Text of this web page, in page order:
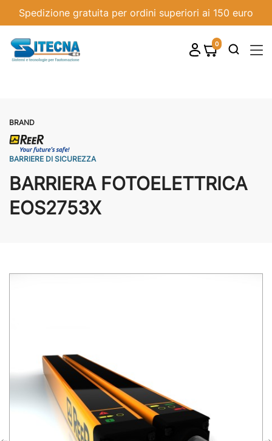
Spedizione gratuita per ordini superiori ai 150 euro
 shopping_cart0
BARRIERE DI SICUREZZA
BARRIERA FOTOELETTRICA
EOS2753X
BRAND